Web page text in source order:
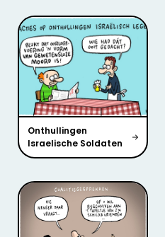
Onthullingen
Israelische Soldaten